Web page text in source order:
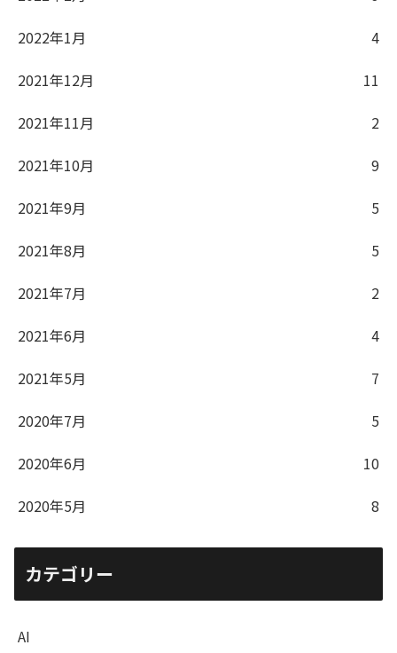
2022年1月
4
2021年12月
11
2021年11月
2
2021年10月
9
2021年9月
5
2021年8月
5
2021年7月
2
2021年6月
4
2021年5月
7
2020年7月
5
2020年6月
10
2020年5月
8
カテゴリー
AI